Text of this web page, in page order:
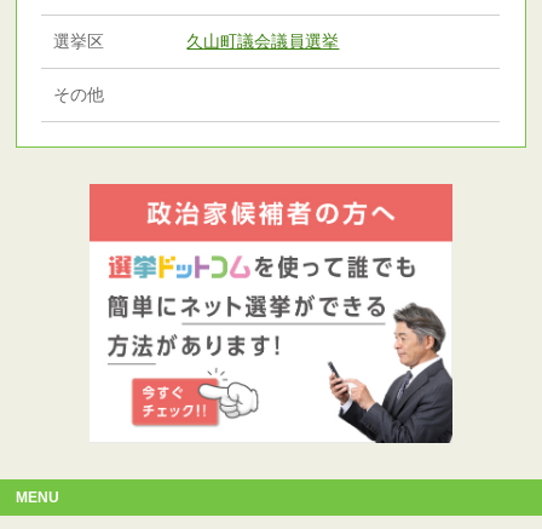
選挙区 久山町議会議員選挙
その他
MENU